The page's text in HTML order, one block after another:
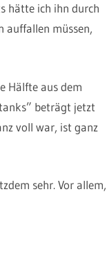
hätte ich ihn durch
auffallen müssen,
Hälfte aus dem
beträgt jetzt
voll war, ist ganz
sehr. Vor allem,